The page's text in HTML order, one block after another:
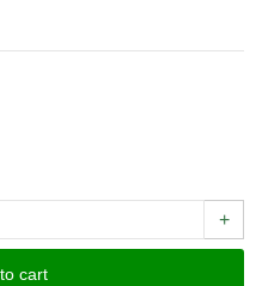
+
cart